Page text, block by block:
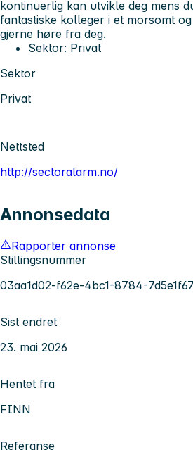
kontinuerlig kan utvikle deg mens
fantastiske kolleger i et morsomt
gjerne høre fra deg.
Sektor: Privat
Sektor
Privat
Nettsted
http://sectoralarm.no/
Annonsedata
Rapporter annonse
Stillingsnummer
03aa1d02-f62e-4bc1-8784-
Sist endret
23. mai 2026
Hentet fra
FINN
Referanse